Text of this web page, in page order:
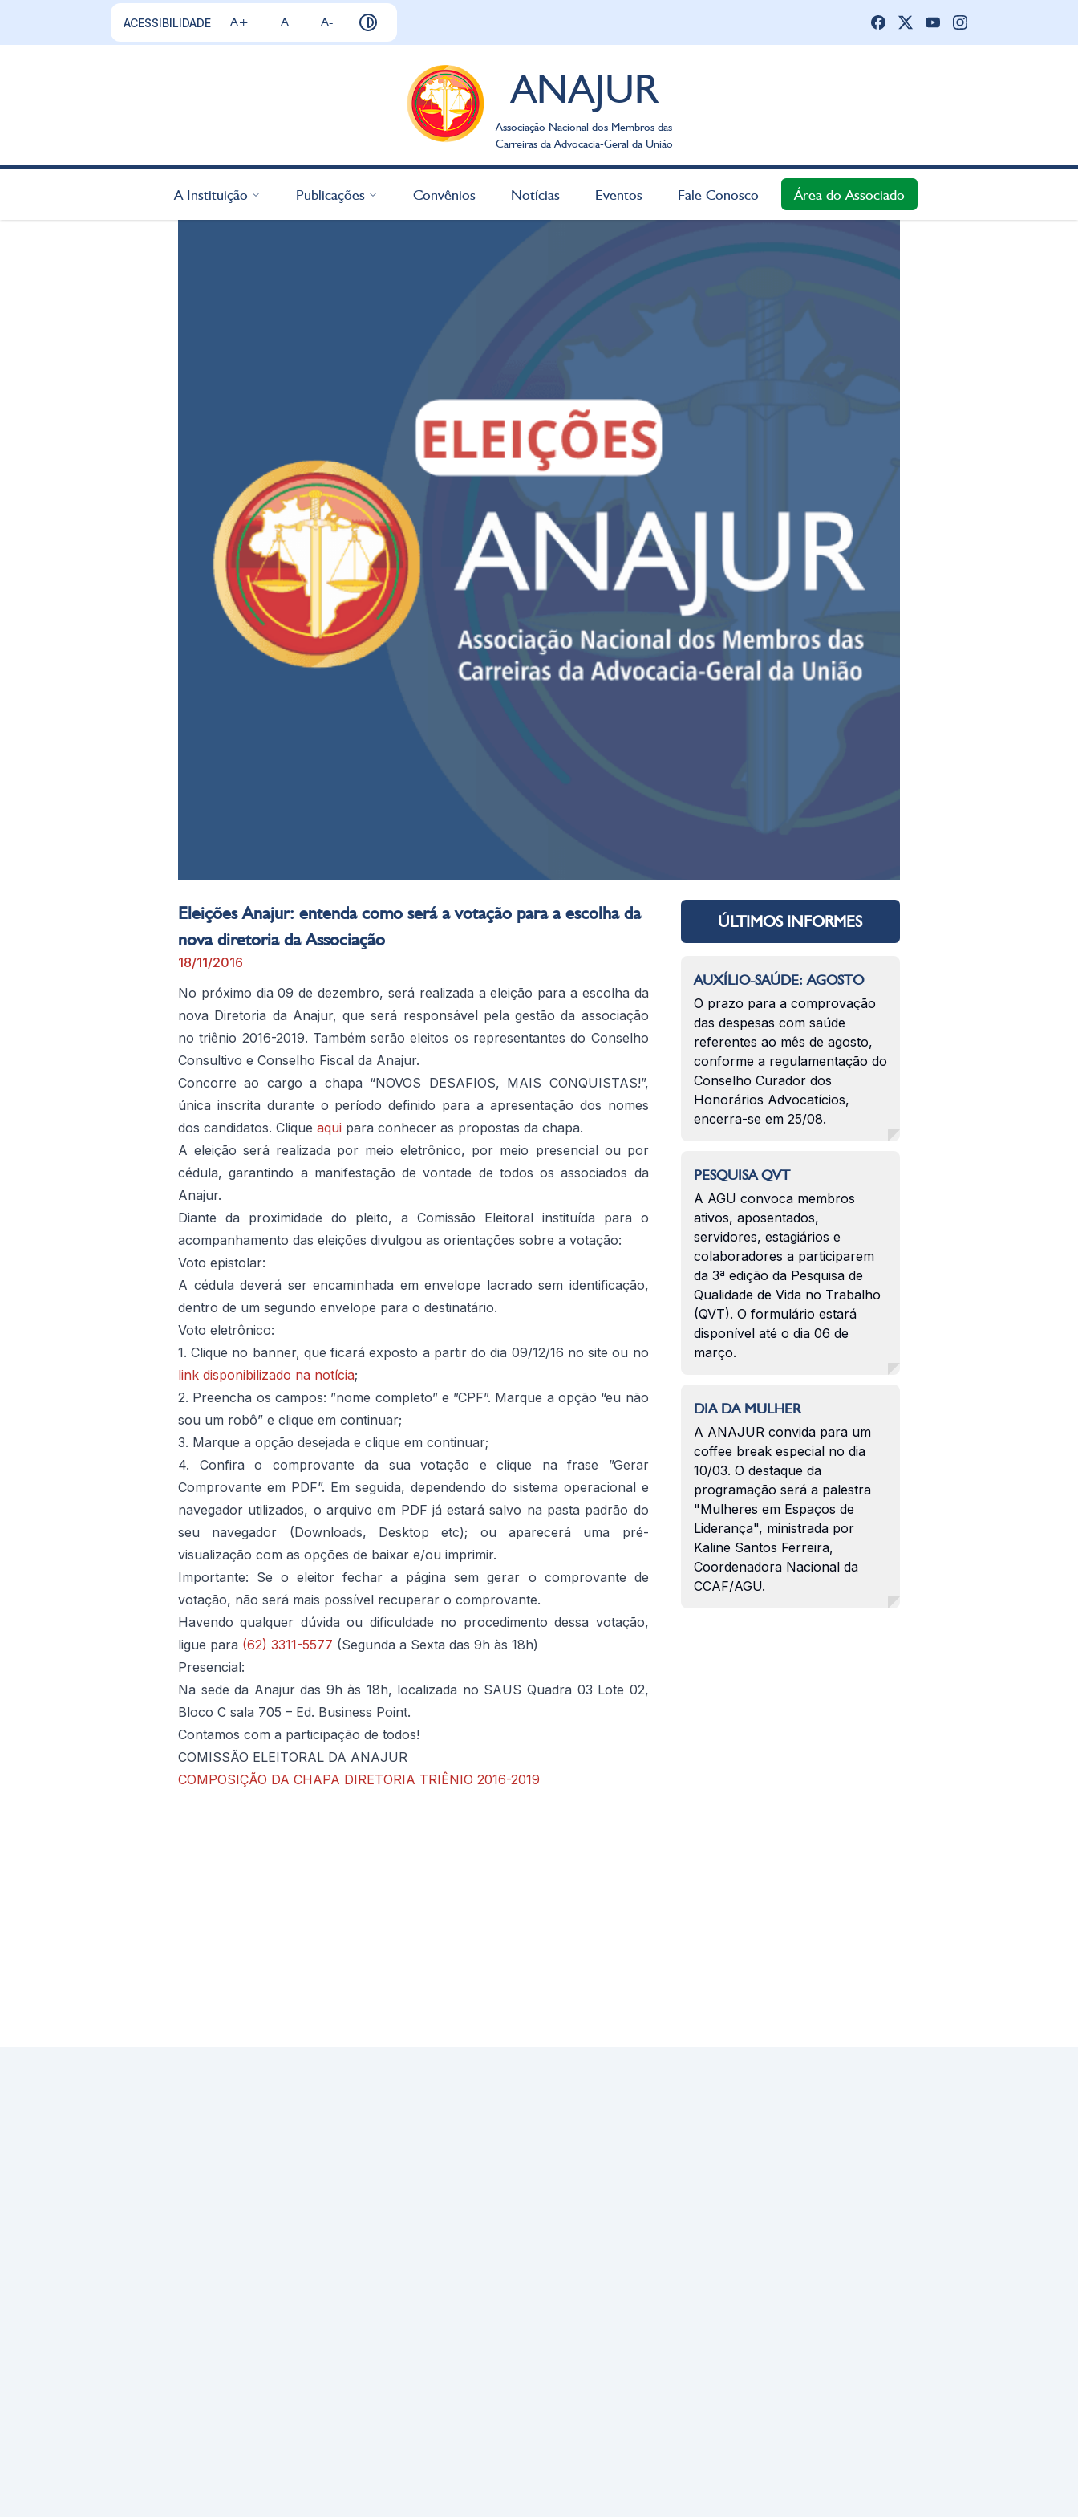
ACESSIBILIDADE A+ A A-
ANAJUR
Associação Nacional dos Membros das
Carreiras da Advocacia-Geral da União
A Instituição Publicações Convênios Notícias Eventos Fale Conosco Área do Associado
Eleições Anajur: entenda como será a votação para a escolha da
nova diretoria da Associação
18/11/2016
No próximo dia 09 de dezembro, será realizada a eleição para a escolha da
nova Diretoria da Anajur, que será responsável pela gestão da associação
no triênio 2016-2019. Também serão eleitos os representantes do Conselho
Consultivo e Conselho Fiscal da Anajur.
Concorre ao cargo a chapa “NOVOS DESAFIOS, MAIS CONQUISTAS!”,
única inscrita durante o período definido para a apresentação dos nomes
dos candidatos. Clique aqui para conhecer as propostas da chapa.
A eleição será realizada por meio eletrônico, por meio presencial ou por
cédula, garantindo a manifestação de vontade de todos os associados da
Anajur.
Diante da proximidade do pleito, a Comissão Eleitoral instituída para o
acompanhamento das eleições divulgou as orientações sobre a votação:
Voto epistolar:
A cédula deverá ser encaminhada em envelope lacrado sem identificação,
dentro de um segundo envelope para o destinatário.
Voto eletrônico:
1. Clique no banner, que ficará exposto a partir do dia 09/12/16 no site ou no
link disponibilizado na notícia;
2. Preencha os campos: ”nome completo” e ”CPF”. Marque a opção “eu não
sou um robô” e clique em continuar;
3. Marque a opção desejada e clique em continuar;
4. Confira o comprovante da sua votação e clique na frase ”Gerar
Comprovante em PDF”. Em seguida, dependendo do sistema operacional e
navegador utilizados, o arquivo em PDF já estará salvo na pasta padrão do
seu navegador (Downloads, Desktop etc); ou aparecerá uma pré-
visualização com as opções de baixar e/ou imprimir.
Importante: Se o eleitor fechar a página sem gerar o comprovante de
votação, não será mais possível recuperar o comprovante.
Havendo qualquer dúvida ou dificuldade no procedimento dessa votação,
ligue para (62) 3311-5577 (Segunda a Sexta das 9h às 18h)
Presencial:
Na sede da Anajur das 9h às 18h, localizada no SAUS Quadra 03 Lote 02,
Bloco C sala 705 – Ed. Business Point.
Contamos com a participação de todos!
COMISSÃO ELEITORAL DA ANAJUR
COMPOSIÇÃO DA CHAPA DIRETORIA TRIÊNIO 2016-2019
ÚLTIMOS INFORMES
AUXÍLIO-SAÚDE: AGOSTO
O prazo para a comprovação
das despesas com saúde
referentes ao mês de agosto,
conforme a regulamentação do
Conselho Curador dos
Honorários Advocatícios,
encerra-se em 25/08.
PESQUISA QVT
A AGU convoca membros
ativos, aposentados,
servidores, estagiários e
colaboradores a participarem
da 3ª edição da Pesquisa de
Qualidade de Vida no Trabalho
(QVT). O formulário estará
disponível até o dia 06 de
março.
DIA DA MULHER
A ANAJUR convida para um
coffee break especial no dia
10/03. O destaque da
programação será a palestra
"Mulheres em Espaços de
Liderança", ministrada por
Kaline Santos Ferreira,
Coordenadora Nacional da
CCAF/AGU.